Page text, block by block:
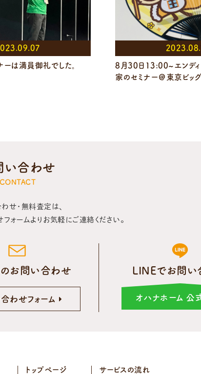
ーは満員御礼でした。
8月30日13:00~エンディ
家のセミナー＠東京ビッグ
い合わせ
CONTACT
せ・無料査定は、
ォームより お気軽にご連絡ください。
のお問い合わせ
わせフォーム
LINEでお問い
オハナホーム 公
トップページ サービスの流れ